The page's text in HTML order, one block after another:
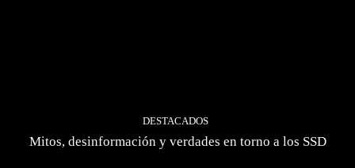
DESTACADOS
Mitos, desinformación y verdades en torno a los SSD